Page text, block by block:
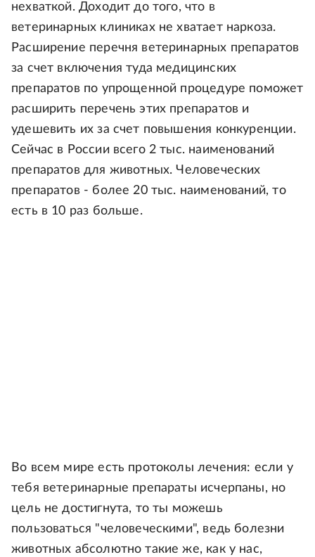
нехваткой. Доходит до того, что в
ветеринарных клиниках не хватает наркоза.
Расширение перечня ветеринарных препаратов
за счет включения туда медицинских
препаратов по упрощенной процедуре поможет
расширить перечень этих препаратов и
удешевить их за счет повышения конкуренции.
Сейчас в России всего 2 тыс. наименований
препаратов для животных. Человеческих
препаратов - более 20 тыс. наименований, то
есть в 10 раз больше.
Во всем мире есть протоколы лечения: если у
тебя ветеринарные препараты исчерпаны, но
цель не достигнута, то ты можешь
пользоваться "человеческими", ведь болезни
животных абсолютно такие же, как у нас,